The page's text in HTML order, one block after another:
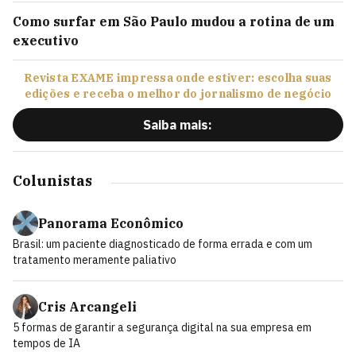
Como surfar em São Paulo mudou a rotina de um
executivo
Revista EXAME impressa onde estiver: escolha suas
edições e receba o melhor do jornalismo de negócio
Saiba mais:
Colunistas
Panorama Econômico
Brasil: um paciente diagnosticado de forma errada e com um
tratamento meramente paliativo
Cris Arcangeli
5 formas de garantir a segurança digital na sua empresa em
tempos de IA